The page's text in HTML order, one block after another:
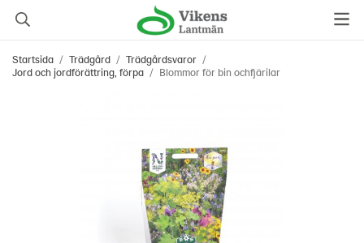
Startsida / Trädgård / Trädgårdsvaror /
Jord och jordförättring, förpa / Blommor för bin ochfjärilar